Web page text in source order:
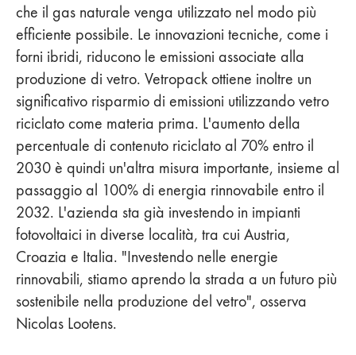
che il gas naturale venga utilizzato nel modo più
efficiente possibile. Le innovazioni tecniche, come i
forni ibridi, riducono le emissioni associate alla
produzione di vetro. Vetropack ottiene inoltre un
significativo risparmio di emissioni utilizzando vetro
riciclato come materia prima. L'aumento della
percentuale di contenuto riciclato al 70% entro il
2030 è quindi un'altra misura importante, insieme al
passaggio al 100% di energia rinnovabile entro il
2032. L'azienda sta già investendo in impianti
fotovoltaici in diverse località, tra cui Austria,
Croazia e Italia. "Investendo nelle energie
rinnovabili, stiamo aprendo la strada a un futuro più
sostenibile nella produzione del vetro", osserva
Nicolas Lootens.